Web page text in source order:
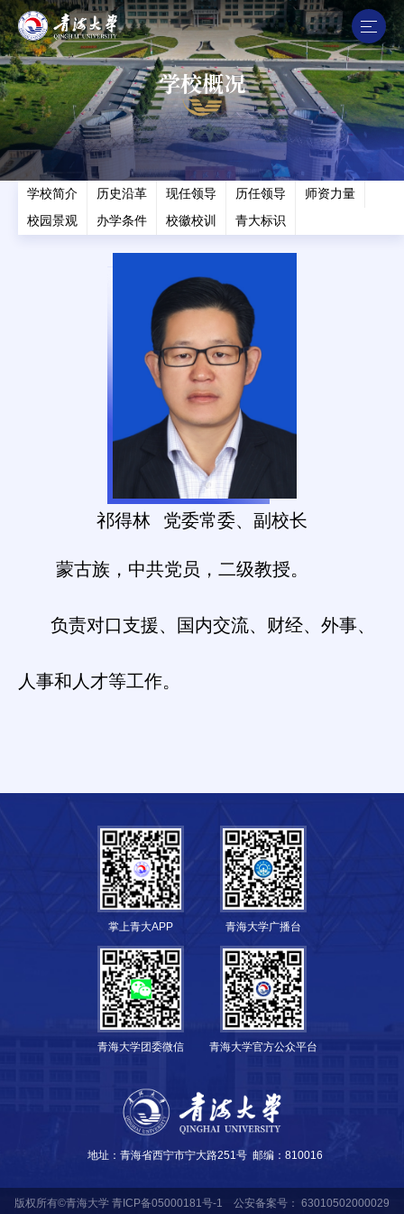
学校概况
学校简介 历史沿革 现任领导 历任领导
师资力量
校园景观
办学条件 校徽校训 青大标识
祁得林 党委常委、副校长
蒙古族，中共党员，二级教授。
负责对口支援、国内交流、财经、外事、
人事和人才等工作。
地址：青海省西宁市宁大路251号 邮编：810016
掌上青大APP 青海大学广播台
青海大学团委微信 青海大学官方公众平台
版权所有©青海大学 青ICP备05000181号-1 公安备案号： 63010502000029